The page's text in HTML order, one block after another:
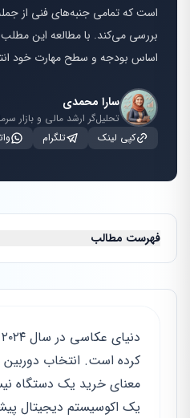
است که تمامی جنبه‌های فنی از
بررسی می‌کند. با مطالعه این مطلب
اساس بودجه و سطح مهارت خود
سارا محمدی
تحلیل‌گر ارشد مالی و بازار
کپی لینک
تلگرام
فهرست مطالب
کرده است. انتخاب دوربین
معنای خرید یک دستگاه
یک اکوسیستم دیجیتال